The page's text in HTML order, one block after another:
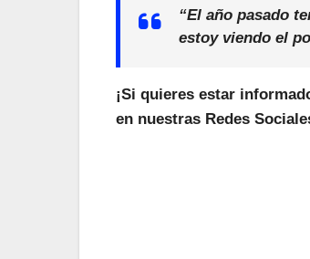
“El año pasado
estoy viendo el
¡Si quieres estar
en nuestras Redes